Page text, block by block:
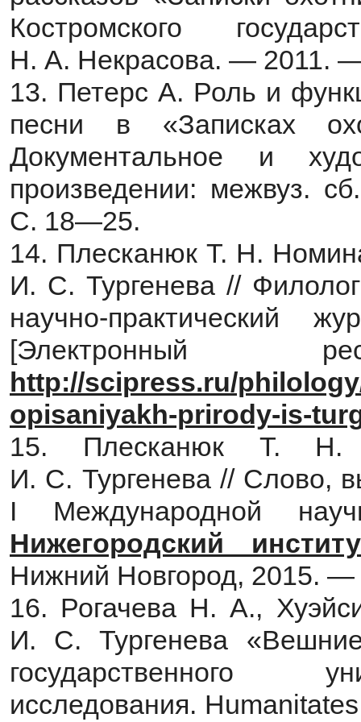
Костромского
Н. А. Некрасова. —
13. Петерс А. Роль и
песни в «Записках
Документальное и
произведении: межвуз.
С. 18—25.
14. Плесканюк Т. Н.
И. С. Тургенева //
научно-
http://scipress.ru/
opisaniyakh-prirody-is-
15. Плесканюк Т.
И. С. Тургенева // Слово,
I Международной
Нижегородский
Нижний Новгород, 2015.
16. Рогачева Н. А.,
И. С. Тургенева
государственного
исследования.